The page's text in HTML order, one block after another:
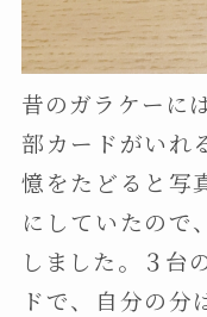
昔のガラケーに
部カードがいれ
憶をたどると写
にしていたので
しました。３台
ドで、自分の分